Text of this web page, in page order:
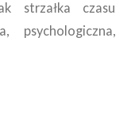
strzałka czasu
psychologiczna,